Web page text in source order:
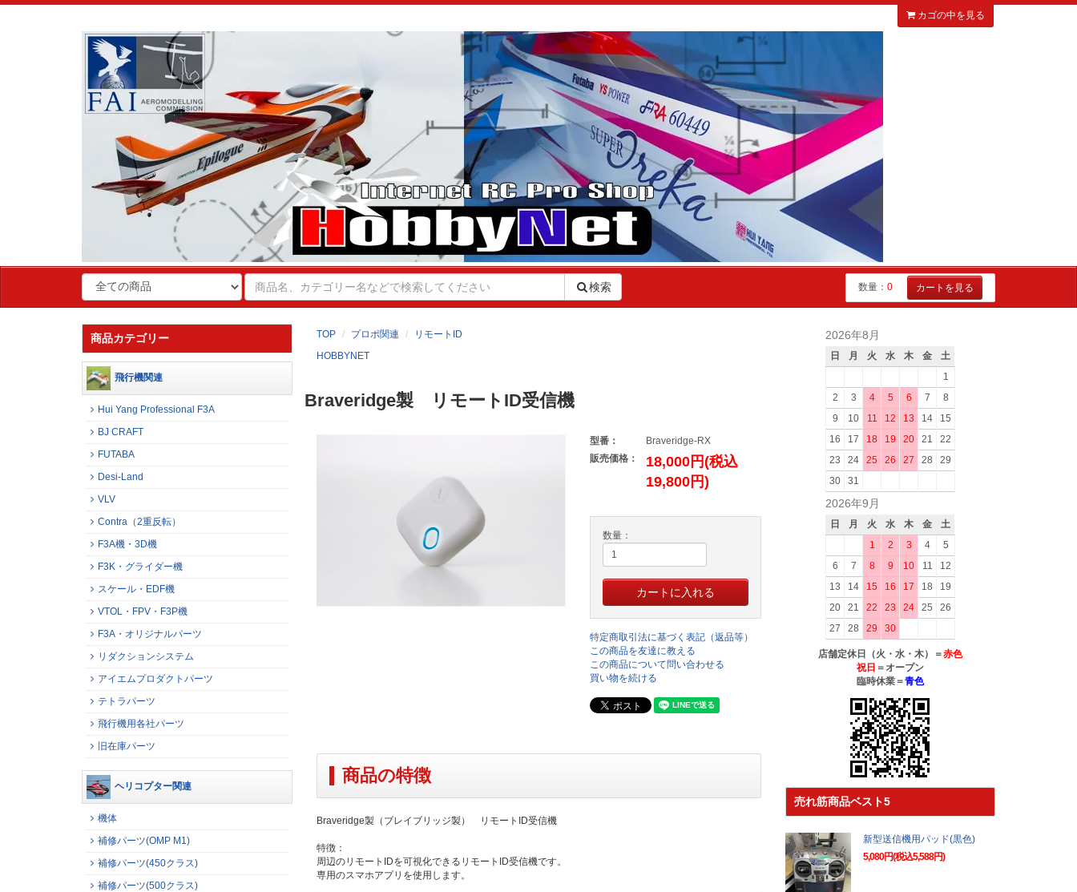
カゴの中を見る
検索 数量： 0 カートを見る
TOP プロポ関連
リモートID
HOBBYNET
Braveridge製 リモートID受信機
型番：
Braveridge-RX
販売価格：
18,000円(税込
19,800円)
数量：
特定商取引法に基づく表記（返品等）
この商品を友達に教える
この商品について問い合わせる
買い物を続ける
商品の特徴
Braveridge製（ブレイブリッジ製） リモートID受信機
特徴：
周辺のリモートIDを可視化できるリモートID受信機です。
専用のスマホアプリを使用します。
商品カテゴリー
飛行機関連
Hui Yang Professional F3A
BJ CRAFT
FUTABA
Desi-Land
VLV
Contra（2重反転）
F3A機・3D機
F3K・グライダー機
スケール・EDF機
VTOL・FPV・F3P機
F3A・オリジナルパーツ
リダクションシステム
アイエムプロダクトパーツ
テトラパーツ
飛行機用各社パーツ
旧在庫パーツ
ヘリコプター関連
機体
補修パーツ(OMP M1)
補修パーツ(450クラス)
補修パーツ(500クラス)
2026年8月
日 月 火 水 木 金
土
1
2
3 4 5 6 7
8
9
10 11 12 13 14
15
16
17 18 19 20 21
22
23
24 25 26 27 28
29
30
31
2026年9月
日 月 火 水 木 金
土
1
2 3 4
5
6
7 8 9 10 11
12
13
14 15 16 17 18
19
20
21 22 23 24 25
26
27
28 29 30
店舗定休日（火・水・木）＝赤色
祝日 ＝オープン
臨時休業＝青色
売れ筋商品ベスト5
新型送信機用パッド(黒色)
5,080円(税込5,588円)